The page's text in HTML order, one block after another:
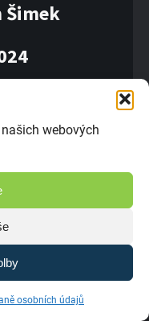
webových
osobních údajů
Šimek
tvrdá
sluníčko a
Francie